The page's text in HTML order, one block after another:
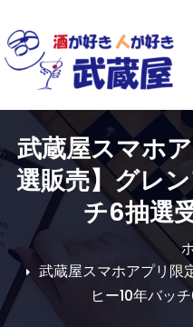
to
content
武蔵屋スマホ
選販売】グレ
チ6抽選
武蔵屋スマホアプリ限
ヒー10年バッ